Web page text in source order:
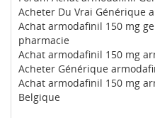
Acheter Du Vrai Générique
Achat armodafinil 150 mg
pharmacie
Achat armodafinil 150 mg
Acheter Générique
Achat armodafinil 150 mg
Belgique